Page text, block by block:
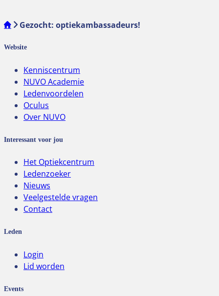
Gezocht: optiekambassadeurs!
Website
Kenniscentrum
NUVO Academie
Ledenvoordelen
Oculus
Over NUVO
Interessant voor jou
Het Optiekcentrum
Ledenzoeker
Nieuws
Veelgestelde vragen
Contact
Leden
Login
Lid worden
Events